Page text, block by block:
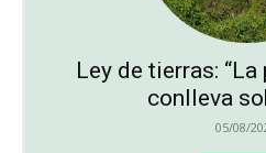
Ley de tierras:
conlleva
05/08/